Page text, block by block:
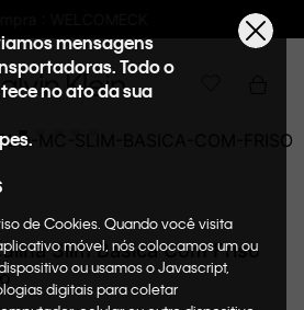
GRÁTIS nas compras acima de R$600
mensagens
Todo o
no ato da sua
de Cookies. Quando você visita
móvel, nós colocamos um ou
ou usamos o Javascript,
digitais para coletar
Slim Básica Com Friso